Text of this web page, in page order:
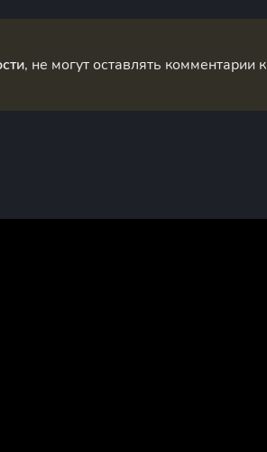
, не могут оставлять комментарии к